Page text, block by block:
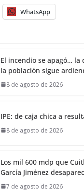
WhatsApp
El incendio se apagó… la
la población sigue
8 de agosto de 2026
IPE: de caja chica a
8 de agosto de 2026
Los mil 600 mdp que
García Jiménez
7 de agosto de 2026